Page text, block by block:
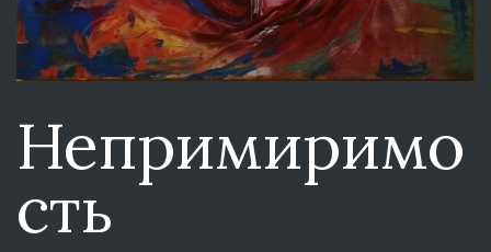
Непримиримо
сть